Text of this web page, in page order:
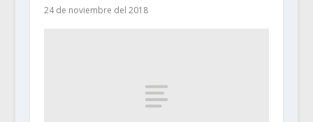
24 de noviembre del 2018